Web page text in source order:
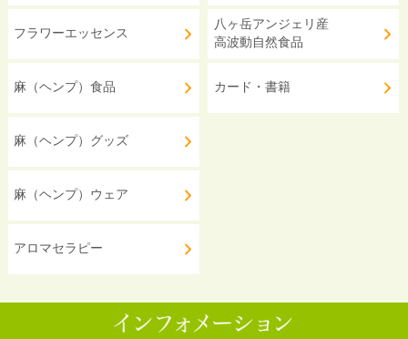
フラワーエッセンス
麻（ヘンプ）食品
麻（ヘンプ）グッズ
麻（ヘンプ）ウェア
アロマセラピー
八ヶ岳アンジェリ産
高波動自然食品
カード・書籍